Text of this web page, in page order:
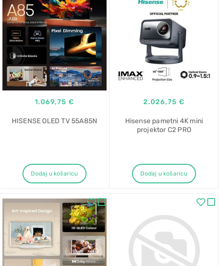
1.069,75 €
HISENSE OLED TV 55A85N
Dodaj u košaricu
2.026,75 €
Hisense pametni 4K mini
projektor C2 PRO
Dodaj u košaricu